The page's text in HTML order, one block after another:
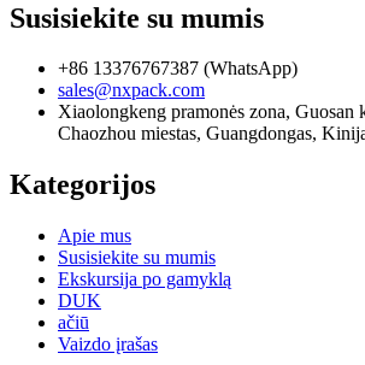
Susisiekite su mumis
+86 13376767387 (WhatsApp)
sales@nxpack.com
Xiaolongkeng pramonės zona, Guosan
Chaozhou miestas, Guangdongas,
Kategorijos
Apie mus
Susisiekite su mumis
Ekskursija po gamyklą
DUK
ačiū
Vaizdo įrašas